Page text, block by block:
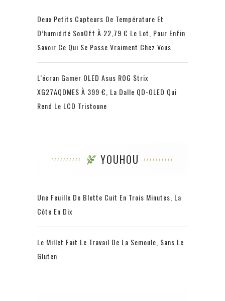
Deux Petits Capteurs De Température Et
D’humidité SonOff À 22,79 € Le Lot, Pour Enfin
Savoir Ce Qui Se Passe Vraiment Chez Vous
L’écran Gamer OLED Asus ROG Strix
XG27AQDMES À 399 €, La Dalle QD-OLED Qui
Rend Le LCD Tristoune
YOUHOU
Une Feuille De Blette Cuit En Trois Minutes, La
Côte En Dix
Le Millet Fait Le Travail De La Semoule, Sans Le
Gluten